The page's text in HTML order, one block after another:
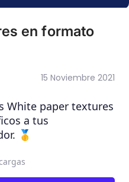
en formato
15 Noviembre 2021
White paper textures
a tus
🥇